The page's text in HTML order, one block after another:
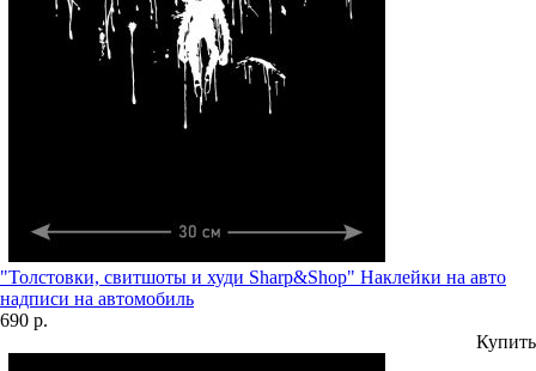
"Толстовки, свитшоты и худи Sharp&Shop" Наклейки на авто
надписи на автомобиль
690 р.
Купить